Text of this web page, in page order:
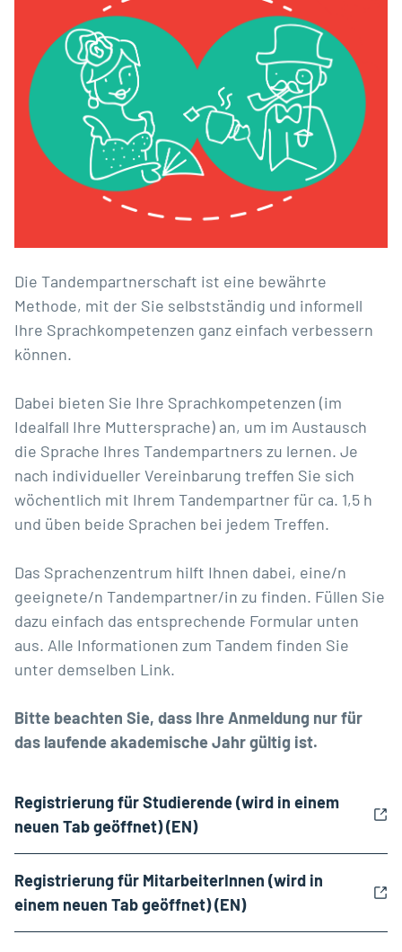
Die Tandempartnerschaft ist eine bewährte
Methode, mit der Sie selbstständig und informell
Ihre Sprachkompetenzen ganz einfach verbessern
können.
Dabei bieten Sie Ihre Sprachkompetenzen (im
Idealfall Ihre Muttersprache) an, um im Austausch
die Sprache Ihres Tandempartners zu lernen. Je
nach individueller Vereinbarung treffen Sie sich
wöchentlich mit Ihrem Tandempartner für ca. 1,5 h
und üben beide Sprachen bei jedem Treffen.
Das Sprachenzentrum hilft Ihnen dabei, eine/n
geeignete/n Tandempartner/in zu finden. Füllen Sie
dazu einfach das entsprechende Formular unten
aus. Alle Informationen zum Tandem finden Sie
unter demselben Link.
Bitte beachten Sie, dass Ihre Anmeldung nur für
das laufende akademische Jahr gültig ist.
Registrierung für Studierende (wird in einem
neuen Tab geöffnet) (EN)
Registrierung für MitarbeiterInnen (wird in
einem neuen Tab geöffnet) (EN)